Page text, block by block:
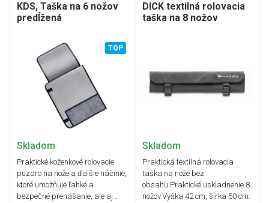
KDS, Taška na 6 nožov
predĺžená
TOP
Skladom
Praktické koženkové rolovacie
puzdro na nože a ďalšie náčinie,
ktoré umožňuje ľahké a
bezpečné prenášanie, ale aj…
DICK textilná rolovacia
taška na 8 nožov
Skladom
Praktická textilná rolovacia
taška na nože bez
obsahu.Praktické uskladnenie 8
nožov.Výška 42 cm, šírka 50 cm.